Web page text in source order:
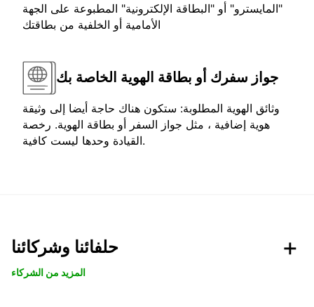
"المايسترو" أو "البطاقة الإلكترونية" المطبوعة على الجهة
الأمامية أو الخلفية من بطاقتك
جواز سفرك أو بطاقة الهوية الخاصة بك
وثائق الهوية المطلوبة: ستكون هناك حاجة أيضا إلى وثيقة
هوية إضافية ، مثل جواز السفر أو بطاقة الهوية. رخصة
القيادة وحدها ليست كافية.
حلفائنا وشركائنا
المزيد من الشركاء